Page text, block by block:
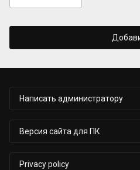
Написать администратору
Версия сайта для ПК
Privacy policy